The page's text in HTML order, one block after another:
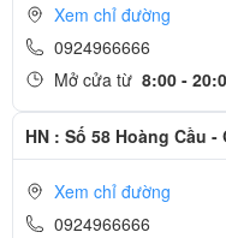
Xem chỉ đường
0924966666
Mở cửa từ 8:00 -
HN : Số 58 Hoàng Cầu
Xem chỉ đường
0924966666